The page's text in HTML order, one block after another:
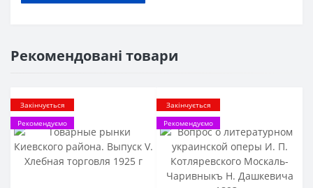
Рекомендовані товари
Закінчується
Рекомендуємо
Закінчується
Рекомендуємо